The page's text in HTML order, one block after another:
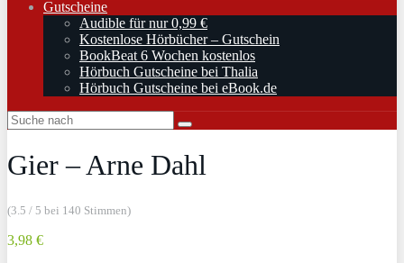
Gutscheine
Audible für nur 0,99 €
Kostenlose Hörbücher – Gutschein
BookBeat 6 Wochen kostenlos
Hörbuch Gutscheine bei Thalia
Hörbuch Gutscheine bei eBook.de
Gier – Arne Dahl
(3.5 / 5 bei 140 Stimmen)
3,98 €